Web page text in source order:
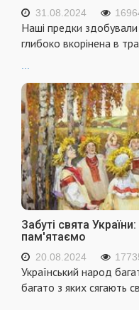
31.08.2024
Наші предки здобували
глибоко вкорінена в
Забуті свята
пам'ятаємо
20.08.2024
Український народ
багато з яких сягають